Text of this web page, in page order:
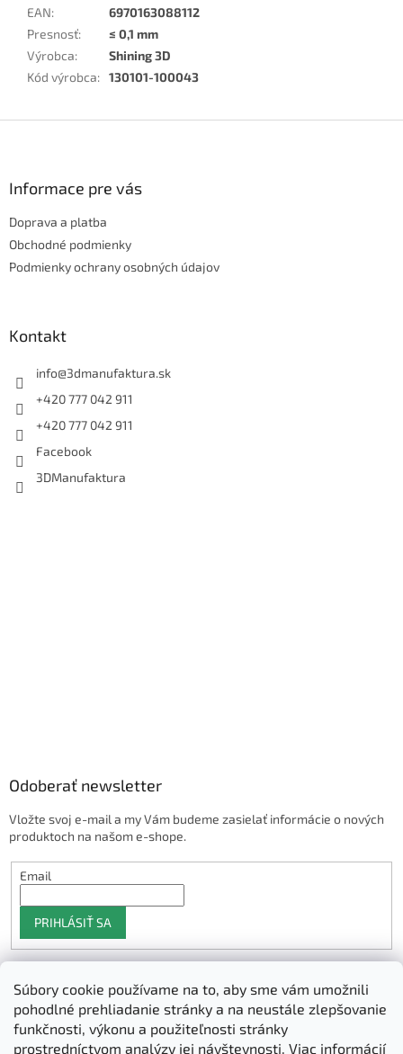
Súbory cookie používame na to, aby sme vám umožnili
pohodlné prehliadanie stránky a na neustále zlepšovanie
funkčnosti, výkonu a použiteľnosti stránky
prostredníctvom analýzy jej návštevnosti. Viac informácií
EAN:
6970163088112
Presnosť:
≤ 0,1 mm
Výrobca:
Shining 3D
Kód výrobca: 130101-100043
Informace pre vás
Doprava a platba
Obchodné podmienky
Podmienky ochrany osobných údajov
Kontakt
info@3dmanufaktura.sk
+420 777 042 911
+420 777 042 911
Facebook
3DManufaktura
Odoberať newsletter
Vložte svoj e-mail a my Vám budeme zasielať informácie o nových
produktoch na našom e-shope.
Email
PRIHLÁSIŤ SA
Shoptet.sk